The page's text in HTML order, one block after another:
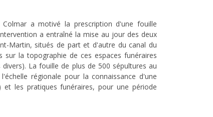
a motivé la prescription d'une fouille
a entraîné la mise au jour des deux
Martin, situés de part et d'autre du canal du
la topographie de ces espaces funéraires
La fouille de plus de 500 sépultures au
régionale pour la connaissance d'une
et les pratiques funéraires, pour une période